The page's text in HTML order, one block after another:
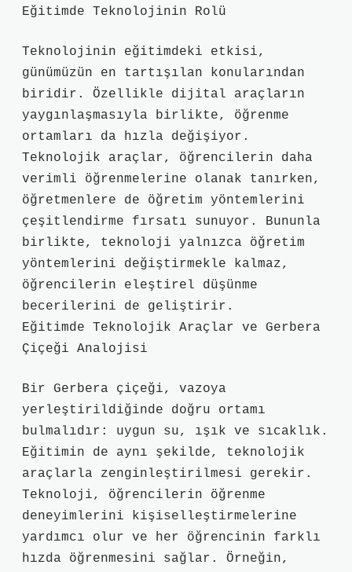
Eğitimde Teknolojinin Rolü
Teknolojinin eğitimdeki etkisi,
günümüzün en tartışılan konularından
biridir. Özellikle dijital araçların
yaygınlaşmasıyla birlikte, öğrenme
ortamları da hızla değişiyor.
Teknolojik araçlar, öğrencilerin daha
verimli öğrenmelerine olanak tanırken,
öğretmenlere de öğretim yöntemlerini
çeşitlendirme fırsatı sunuyor. Bununla
birlikte, teknoloji yalnızca öğretim
yöntemlerini değiştirmekle kalmaz,
öğrencilerin eleştirel düşünme
becerilerini de geliştirir.
Eğitimde Teknolojik Araçlar ve Gerbera
Çiçeği Analojisi
Bir Gerbera çiçeği, vazoya
yerleştirildiğinde doğru ortamı
bulmalıdır: uygun su, ışık ve sıcaklık.
Eğitimin de aynı şekilde, teknolojik
araçlarla zenginleştirilmesi gerekir.
Teknoloji, öğrencilerin öğrenme
deneyimlerini kişiselleştirmelerine
yardımcı olur ve her öğrencinin farklı
hızda öğrenmesini sağlar. Örneğin,